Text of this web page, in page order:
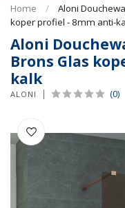
Home /
Aloni
koper profiel - 8mm anti-
Aloni
Brons Glas
kalk
ALONI (0)